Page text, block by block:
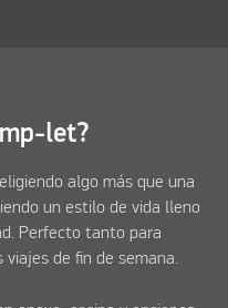
let?
algo más que una
un estilo de vida lleno
Perfecto tanto para
de fin de semana.